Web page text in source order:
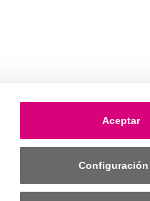
Aceptar
Configuración